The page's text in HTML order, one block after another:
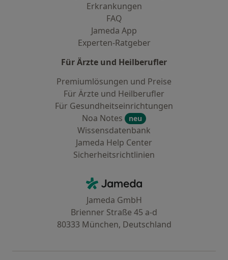
Erkrankungen
FAQ
Jameda App
Experten-Ratgeber
Für Ärzte und Heilberufler
Premiumlösungen und Preise
Für Ärzte und Heilberufler
Für Gesundheitseinrichtungen
Noa Notes
neu
Wissensdatenbank
Jameda Help Center
Sicherheitsrichtlinien
Jameda - Startseite
Jameda GmbH
Brienner Straße 45 a-d
80333 München, Deutschland